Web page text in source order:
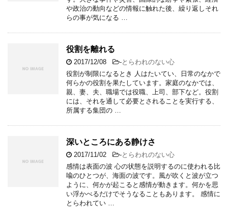
や政治の動向などの情報に触れた後、繰り返しそれ
らの事が気になる …
役割を離れる
2017/12/08 -とらわれのない心
役割が制限になるとき 人はたいてい、日常のなかで
何らかの役割を果たしています。家庭のなかでは、
親、妻、夫、職場では役職、上司、部下など。役割
には、それを通して必要とされることを実行する、
所属する集団の …
深いところにある静けさ
2017/11/02 -とらわれのない心
感情は表面の波 心の状態を説明するのに使われる比
喩のひとつが、海面の波です。風が吹くと波が立つ
ように、何かが起こると感情が動きます。何かを思
い浮かべるだけでそうなることもあります。 感情に
とらわれてい …